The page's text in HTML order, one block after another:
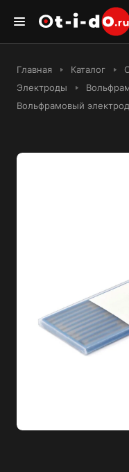
Главная Каталог
Электроды
Вольфрамовый